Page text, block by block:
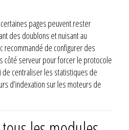
pages peuvent rester
des doublons et nuisant au
recommandé de configurer des
côté serveur pour forcer le protocole
de centraliser les statistiques de
d’indexation sur les moteurs de